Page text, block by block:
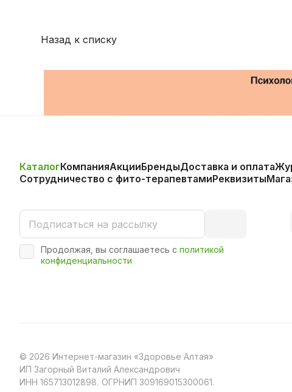
Назад к списку
КаталогКомпанияАкцииБрендыДоставка и оплата
Сотрудничество с фито-терапевтамиРеквизиты
Продолжая, вы соглашаетесь с политикой
конфиденциальности
© 2026 Интернет-магазин «Здоровье Алтая»
ИП Загорный Виталий Александрович
ИНН 165713012898, ОГРНИП 309169015300061.